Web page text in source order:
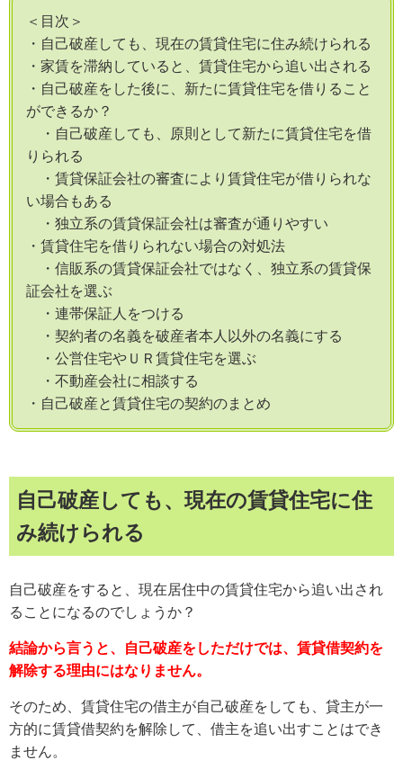
＜目次＞
・自己破産しても、現在の賃貸住宅に住み続けられる
・家賃を滞納していると、賃貸住宅から追い出される
・自己破産をした後に、新たに賃貸住宅を借りること
ができるか？
・自己破産しても、原則として新たに賃貸住宅を借
りられる
・賃貸保証会社の審査により賃貸住宅が借りられな
い場合もある
・独立系の賃貸保証会社は審査が通りやすい
・賃貸住宅を借りられない場合の対処法
・信販系の賃貸保証会社ではなく、独立系の賃貸保
証会社を選ぶ
・連帯保証人をつける
・契約者の名義を破産者本人以外の名義にする
・公営住宅やＵＲ賃貸住宅を選ぶ
・不動産会社に相談する
・自己破産と賃貸住宅の契約のまとめ
自己破産しても、現在の賃貸住宅に住
み続けられる
自己破産をすると、現在居住中の賃貸住宅から追い出され
ることになるのでしょうか？
結論から言うと、自己破産をしただけでは、賃貸借契約を
解除する理由にはなりません。
そのため、賃貸住宅の借主が自己破産をしても、貸主が一
方的に賃貸借契約を解除して、借主を追い出すことはでき
ません。